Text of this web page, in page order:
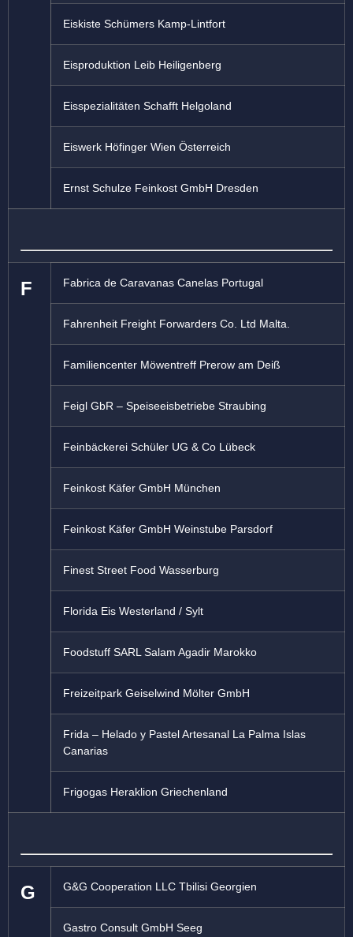
Eiskiste Schümers Kamp-Lintfort
Eisproduktion Leib Heiligenberg
Eisspezialitäten Schafft Helgoland
Eiswerk Höfinger Wien Österreich
Ernst Schulze Feinkost GmbH Dresden
F Fabrica de Caravanas Canelas Portugal
Fahrenheit Freight Forwarders Co. Ltd Malta.
Familiencenter Möwentreff Prerow am Deiß
Feigl GbR – Speiseeisbetriebe Straubing
Feinbäckerei Schüler UG & Co Lübeck
Feinkost Käfer GmbH München
Feinkost Käfer GmbH Weinstube Parsdorf
Finest Street Food Wasserburg
Florida Eis Westerland / Sylt
Foodstuff SARL Salam Agadir Marokko
Freizeitpark Geiselwind Mölter GmbH
Frida – Helado y Pastel Artesanal La Palma Islas
Canarias
Frigogas Heraklion Griechenland
G G&G Cooperation LLC Tbilisi Georgien
Gastro Consult GmbH Seeg